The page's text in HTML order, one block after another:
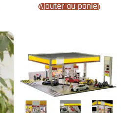
Ajouter au panier